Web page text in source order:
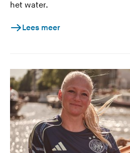
het water.
Lees meer